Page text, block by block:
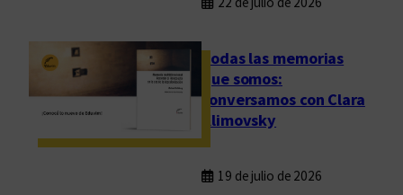
Todas las memorias
que somos:
conversamos con Clara
Klimovsky
19 de julio de 2026